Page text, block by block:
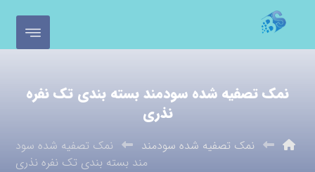
نمک تصفیه شده سودمند بسته بندی تک نفره
نذری
نمک تصفیه شده سودمند
نمک تصفیه شده سود
مند بسته بندی تک نفره نذری